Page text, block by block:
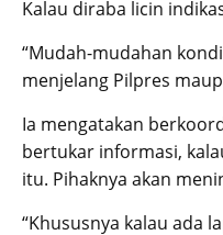
Kalau diraba licin
“Mudah-mudahan
menjelang Pilpres
Ia mengatakan
bertukar informasi,
itu. Pihaknya akan
“Khususnya kalau ada